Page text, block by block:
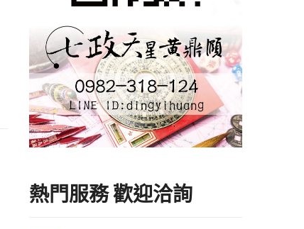
熱門服務 歡迎洽詢